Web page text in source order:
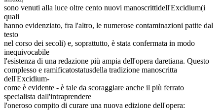
sono venuti alla luce oltre cento nuovi manoscrittidell'Excidium(i
quali
hanno evidenziato, fra l'altro, le numerose contaminazioni patite dal
testo
nel corso dei secoli) e, soprattutto, è stata confermata in modo
inequivocabile
l'esistenza di una redazione più ampia dell'opera daretiana. Questo
complesso e ramificatostatusdella tradizione manoscritta
dell'Excidium-
come è evidente - è tale da scoraggiare anche il più ferrato
specialista dall'intraprendere
l'oneroso compito di curare una nuova edizione dell'opera: